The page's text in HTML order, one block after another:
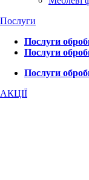
Послуги
Послуги
Послуги
Послуги
АКЦІЇ